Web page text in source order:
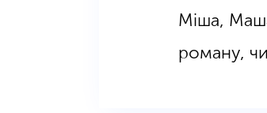
Міша,
роману,